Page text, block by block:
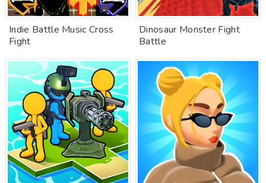
Indie Battle Music Cross
Fight
Dinosaur Monster Fight
Battle